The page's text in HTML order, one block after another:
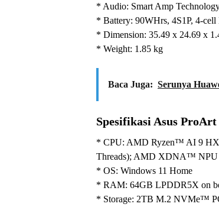
* Audio: Smart Amp
* Battery: 90WHrs, 4S1P, 4-
* Dimension: 35.49 x 24.69 x
* Weight: 1.85 kg
Baca Juga: Serunya
Spesifikasi Asus
* CPU: AMD Ryzen™ AI 9 HX
Threads); AMD XDNA™ NPU
* OS: Windows 11 Home
* RAM: 64GB LPDDR5X on
* Storage: 2TB M.2 NVMe™